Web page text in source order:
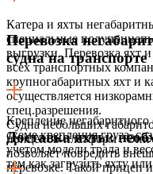
Катера и яхты
специальные
выгрузки. Перевозка яхт
всех транспортных
крупногабаритных яхт и
осуществляется
спец.разрешения.
Судна небольших
прицепов-платформ . Они
позволяет повредить
перевозке. Такой прицеп
Перевозка
судна на транспорте
Крепление негабаритного
схеме крепления груза,
учетом модели трала и
тем как загрузить яхту
Доставка яхты: